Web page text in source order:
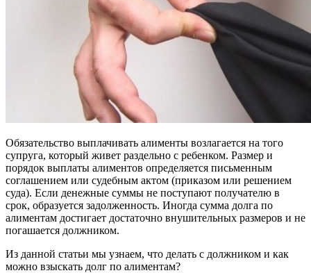
Обязательство выплачивать алименты возлагается на того
супруга, который живет раздельно с ребенком. Размер и
порядок выплаты алиментов определяется письменным
соглашением или судебным актом (приказом или решением
суда). Если денежные суммы не поступают получателю в
срок, образуется задолженность. Иногда сумма долга по
алиментам достигает достаточно внушительных размеров и не
погашается должником.
Из данной статьи мы узнаем, что делать с должником и как
можно взыскать долг по алиментам?